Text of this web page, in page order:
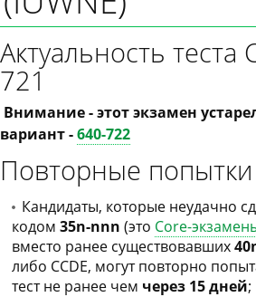
Актуальность теста
721
Внимание - этот экзамен
вариант -640-722
Повторные попытки
Кандидаты, которые неудачно
кодом 35n-nnn (это Core-
вместо ранее существовавших
либо CCDE, могут повторно
тест не ранее чем через 15 дней;